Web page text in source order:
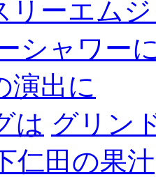
リーエム
シャワー
演出に
は グリン
仁田の果汁